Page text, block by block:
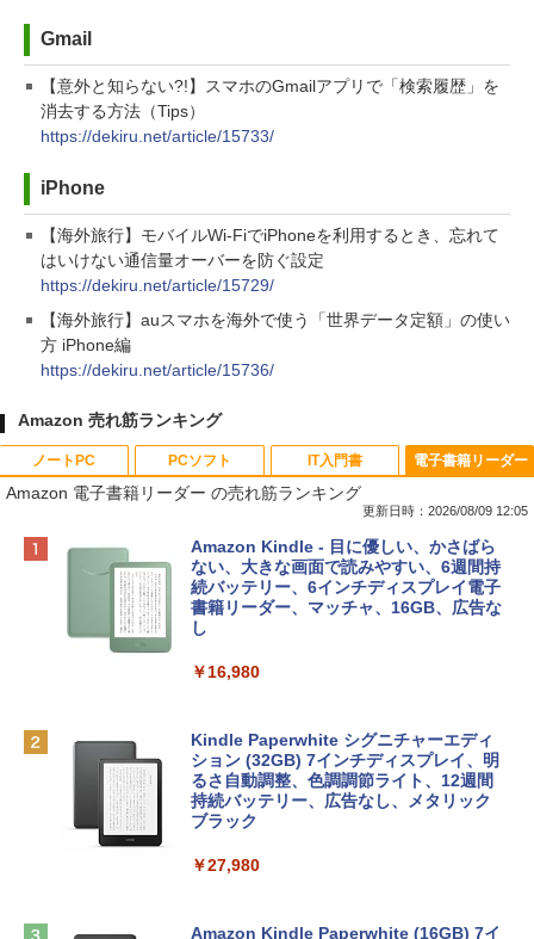
Gmail
【意外と知らない?!】スマホのGmailアプリで「検索履歴」を
消去する方法（Tips）
https://dekiru.net/article/15733/
iPhone
【海外旅行】モバイルWi-FiでiPhoneを利用するとき、忘れて
はいけない通信量オーバーを防ぐ設定
https://dekiru.net/article/15729/
【海外旅行】auスマホを海外で使う「世界データ定額」の使い
方 iPhone編
https://dekiru.net/article/15736/
Amazon 売れ筋ランキング
ノートPC
Apple 2026 MacBook Neo A18 Proチッ
プ搭載13インチノートブック：AIとAppl
e Intelligenceのために設計、Liquid Ret
inaディスプレイ、8GBユニファイドメモ
リ、256GB SSDストレージ、1080p Fac
tomtoc 360°保護 15.6 16インチ パソコ
ンケース Dell NEC Lavie ASUS HP dyna
book Lenovo対応
13インチノートブック：AIとApple Intell
PCソフト
Robloxギフトカード - 800 Robux 【限
定バーチャルアイテムを含む】 【オンラ
インゲームコード】 ロブロックス | オン
ラインコード版
定バーチャルアイテムを含む】 【オンラ
インゲームコード】 ロブロックス |オン
ラインコード版
￥1,600
インゲームコード】 ロブロックス | オン
IT入門書
生成AIパスポート公式テキスト 第４版
￥1,766
￥1,292
非エンジニア 初心者 素人 でも安心 使い
めのAIコーディング入門シリーズ
電子書籍リーダー
Amazon 電子書籍リーダー の売れ筋ランキング
更新日時：2026/08/09 12:05
Amazon Kindle - 目に優しい、かさばら
ない、大きな画面で読みやすい、6週間持
続バッテリー、6インチディスプレイ電子
書籍リーダー、マッチャ、16GB、広告な
し
￥16,980
Kindle Paperwhite シグニチャーエディ
ション (32GB) 7インチディスプレイ、明
るさ自動調整、色調調節ライト、12週間
持続バッテリー、広告なし、メタリック
ブラック
￥27,980
Amazon Kindle Paperwhite (16GB) 7イ